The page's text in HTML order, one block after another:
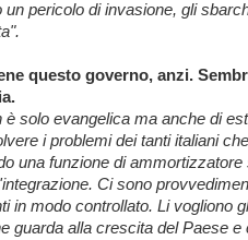
pericolo di invasione, gli
questo governo, anzi.
è solo evangelica ma anche di
i problemi dei tanti italiani
una funzione di
Ci sono
in modo controllato. Li vogliono
guarda alla crescita del Paese